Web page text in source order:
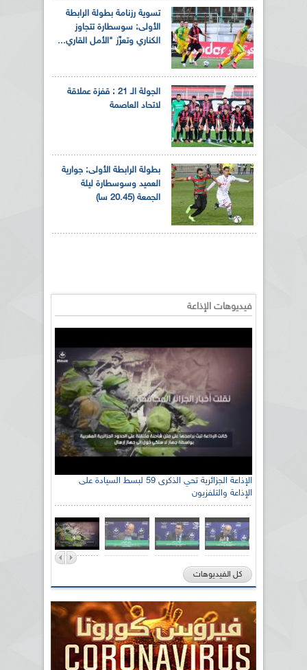
تسوية رزنامة بطولة الرابطة
الأولى: سوسطارة تتجاوز
الكناري وتعزّز "الأمل القاري...
الجولة الـ 21 : قفزة عملاقة
لاتحاد العاصمة
بطولة الرابطة الأولى: جوارية
العميد وسوسطارة ليلة
الجمعة (20.45 سا)
فيديوهات الإذاعة
الإذاعة الجزائرية تحي الذكرى 59 لبسط السيادة على
الإذاعة والتلفزيون
كل الفيديوهات